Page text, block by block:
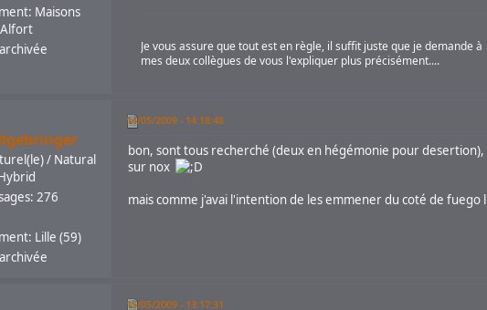
Maisons
Alfort
Je vous assure que tout est en règle, il suffit juste que je demande à
mes deux collègues de vous l'expliquer plus précisément....
/ Natural
276
Lille (59)
14/05/2009 - 14:18:48
bon, sont tous recherché (deux en hégémonie pour
sur nox
mais comme j'avai l'intention de les emmener du coté de fuego
15/05/2009 - 13:17:31